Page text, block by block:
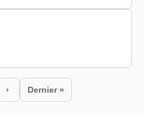
Next page
› Last page
Dernier »